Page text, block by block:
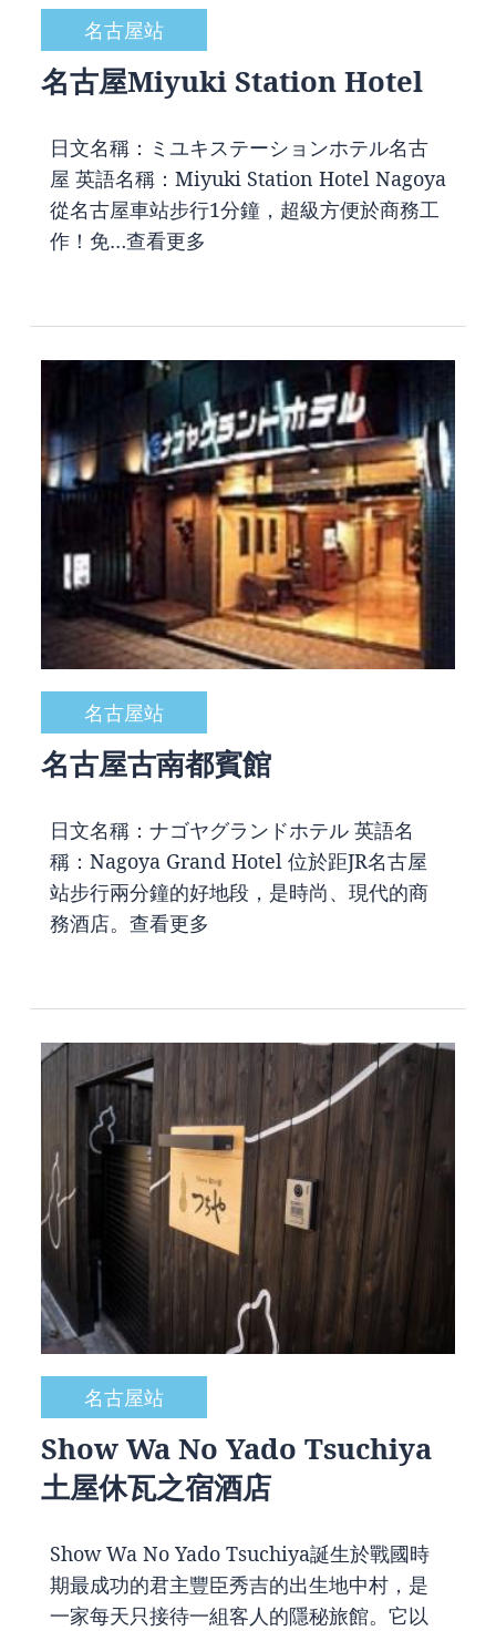
名古屋站
名古屋Miyuki Station Hotel
日文名稱：ミユキステーションホテル名古
屋 英語名稱：Miyuki Station Hotel Nagoya
從名古屋車站步行1分鐘，超級方便於商務工
作！免…查看更多
名古屋站
名古屋古南都賓館
日文名稱：ナゴヤグランドホテル 英語名
稱：Nagoya Grand Hotel 位於距JR名古屋
站步行兩分鐘的好地段，是時尚、現代的商
務酒店。 查看更多
名古屋站
Show Wa No Yado Tsuchiya
土屋休瓦之宿酒店
Show Wa No Yado Tsuchiya誕生於戰國時
期最成功的君主豐臣秀吉的出生地中村，是
一家每天只接待一組客人的隱秘旅館。它以